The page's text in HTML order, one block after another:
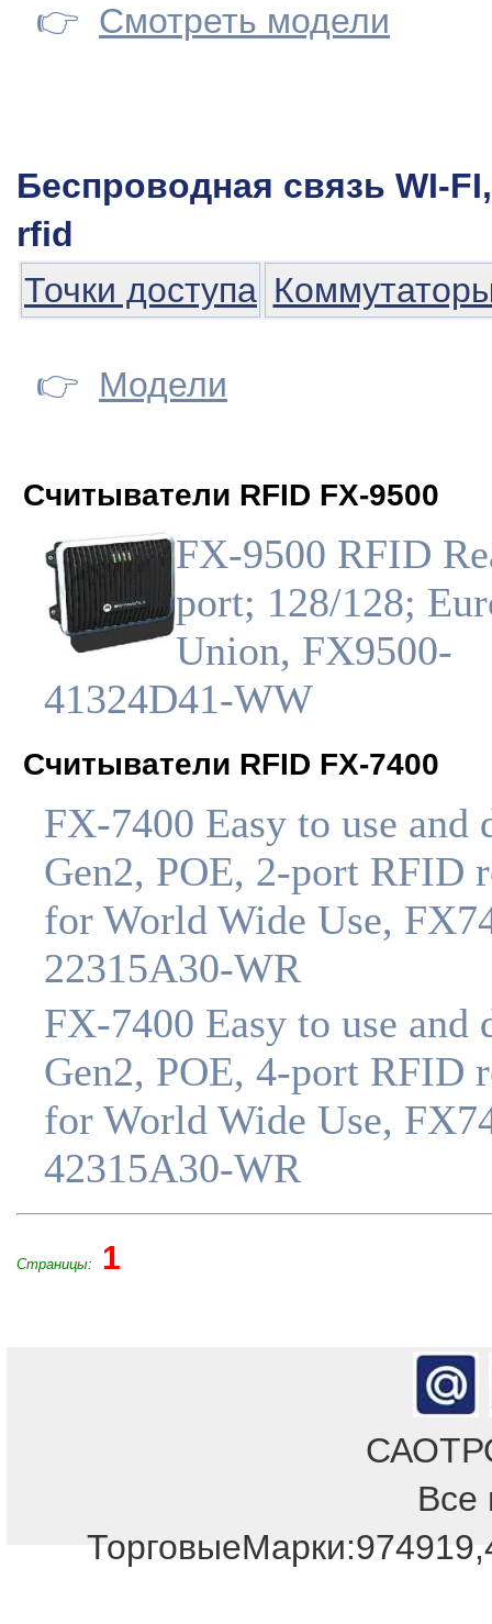
👉 Смотреть модели
Беспроводная связь WI-
rfid
Точки доступа
👉 Модели
Считыватели RFID FX-9500
FX-9500 RFID
port; 128/128;
Union, FX9500-
41324D41-WW
Считыватели RFID FX-7400
FX-7400 Easy to use and
Gen2, POE, 2-port RFID
for World Wide Use,
22315A30-WR
FX-7400 Easy to use and
Gen2, POE, 4-port RFID
for World Wide Use,
42315A30-WR
Страницы: 1
Все